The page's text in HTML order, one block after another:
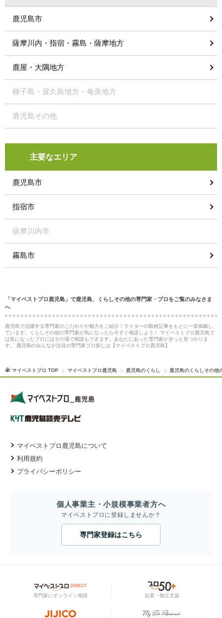
鹿児島市
薩摩川内・指宿・霧島・薩摩地方
鹿屋・大隅地方
種子島・屋久島地方・奄美地方
鹿児島その他
主要なエリア
鹿児島市
指宿市
薩摩川内市
霧島市
「マイベストプロ鹿児島」で鹿児島、くらしその他の専門家・プロをご覧のみなさま
へ
鹿児島で活躍する専門家のこだわりや魅力をご紹介！ライターの取材記事をもとに一挙掲載し
ています。くらしその他の専門家が気になったら今すぐ相談しよう！ マイベストプロ鹿児島で
は気になったプロにはその場で相談もできます。あなたにあった専門家がきっと見つかりま
す。 鹿児島のみんなが注目の専門家プロ探しは【マイベストプロ鹿児島】
マイベストプロ TOP マイベストプロ鹿児島 鹿児島のくらし 鹿児島のくらしその他
マイベストプロ鹿児島について
利用規約
プライバシーポリシー
個人事業主・小規模事業者方へ
マイベストプロに登録しませんか？
専門家登録はこちら
専門家にオンライン相談 起業・独立支援